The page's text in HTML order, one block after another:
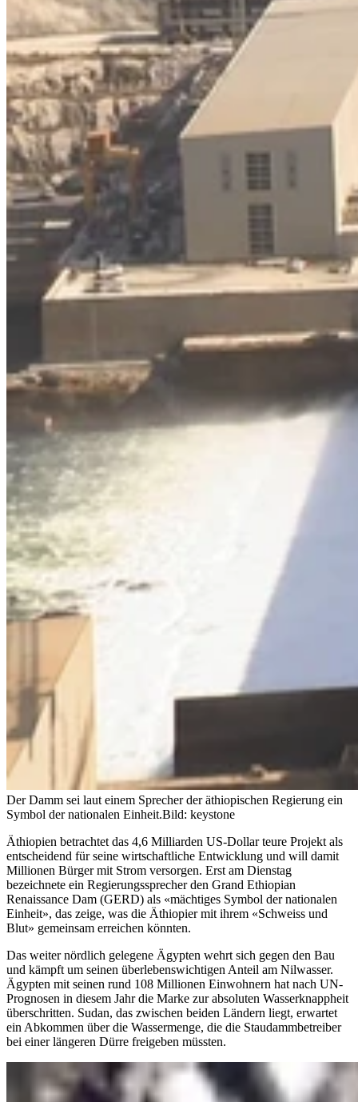
Der Damm sei laut einem Sprecher der äthiopischen Regierung ein
Symbol der nationalen Einheit.Bild: keystone
Äthiopien betrachtet das 4,6 Milliarden US-Dollar teure Projekt als
entscheidend für seine wirtschaftliche Entwicklung und will damit
Millionen Bürger mit Strom versorgen. Erst am Dienstag
bezeichnete ein Regierungssprecher den Grand Ethiopian
Renaissance Dam (GERD) als «mächtiges Symbol der nationalen
Einheit», das zeige, was die Äthiopier mit ihrem «Schweiss und
Blut» gemeinsam erreichen könnten.
Das weiter nördlich gelegene Ägypten wehrt sich gegen den Bau
und kämpft um seinen überlebenswichtigen Anteil am Nilwasser.
Ägypten mit seinen rund 108 Millionen Einwohnern hat nach UN-
Prognosen in diesem Jahr die Marke zur absoluten Wasserknappheit
überschritten. Sudan, das zwischen beiden Ländern liegt, erwartet
ein Abkommen über die Wassermenge, die die Staudammbetreiber
bei einer längeren Dürre freigeben müssten.